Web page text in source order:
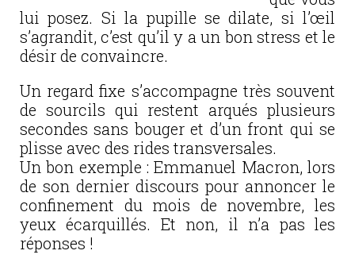
lui posez. Si la pupille se dilate, si l’œil
s’agrandit, c’est qu’il y a un bon stress et le
désir de convaincre.
Un regard fixe s’accompagne très souvent
de sourcils qui restent arqués plusieurs
secondes sans bouger et d’un front qui se
plisse avec des rides transversales.
Un bon exemple : Emmanuel Macron, lors
de son dernier discours pour annoncer le
confinement du mois de novembre, les
yeux écarquillés. Et non, il n’a pas les
réponses !